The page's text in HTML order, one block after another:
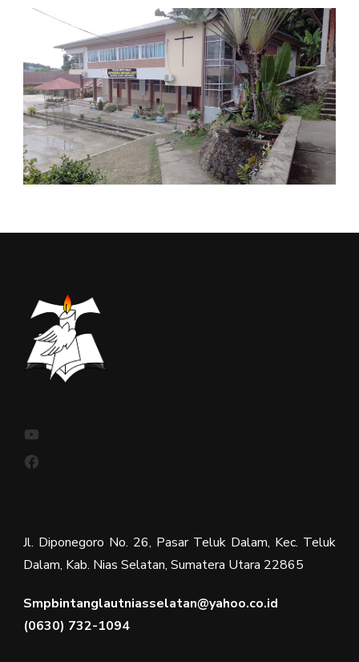
Jl. Diponegoro No. 26, Pasar Teluk Dalam, Kec. Teluk
Dalam, Kab. Nias Selatan, Sumatera Utara 22865
Smpbintanglautniasselatan@yahoo.co.id
(0630) 732-1094